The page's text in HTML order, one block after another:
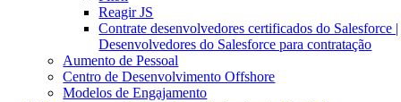
Reagir JS
Contrate desenvolvedores certificados do Salesforce |
Desenvolvedores do Salesforce para contratação
Aumento de Pessoal
Centro de Desenvolvimento Offshore
Modelos de Engajamento